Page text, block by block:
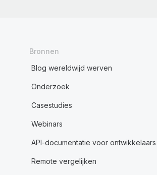
Bronnen
Blog wereldwijd werven
Onderzoek
Casestudies
Webinars
API-documentatie voor ontwikkelaars
Remote vergelijken